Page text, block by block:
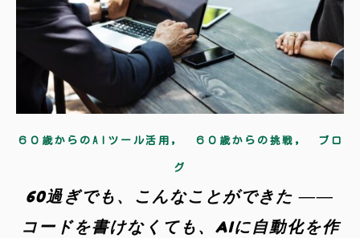
６０歳からのAIツール活用 , ６０歳からの挑戦 , ブロ
グ
60過ぎでも、こんなことができた ――
コードを書けなくても、AIに自動化を作